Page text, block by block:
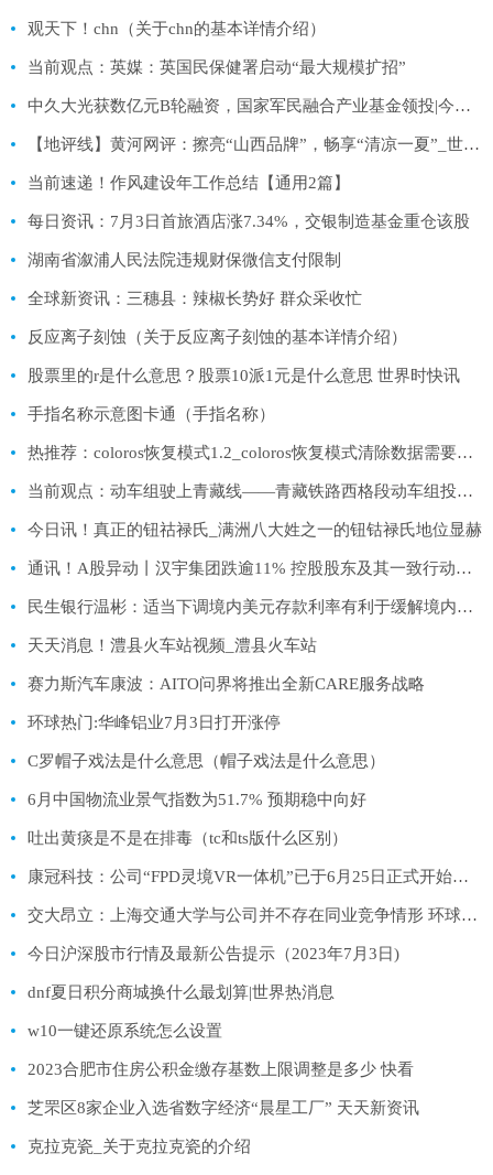
观天下！chn（关于chn的基本详情介绍）
当前观点：英媒：英国民保健署启动“最大规模扩招”
中久大光获数亿元B轮融资，国家军民融合产业基金领投|今日热文
【地评线】黄河网评：擦亮“山西品牌”，畅享“清凉一夏”_世界快消息
当前速递！作风建设年工作总结【通用2篇】
每日资讯：7月3日首旅酒店涨7.34%，交银制造基金重仓该股
湖南省溆浦人民法院违规财保微信支付限制
全球新资讯：三穗县：辣椒长势好 群众采收忙
反应离子刻蚀（关于反应离子刻蚀的基本详情介绍）
股票里的r是什么意思？股票10派1元是什么意思 世界时快讯
手指名称示意图卡通（手指名称）
热推荐：coloros恢复模式1.2_coloros恢复模式清除数据需要密码
当前观点：动车组驶上青藏线——青藏铁路西格段动车组投入运营首日见闻
今日讯！真正的钮祜禄氏_满洲八大姓之一的钮钴禄氏地位显赫
通讯！A股异动丨汉宇集团跌逾11% 控股股东及其一致行动人拟减持不超3%股份
民生银行温彬：适当下调境内美元存款利率有利于缓解境内美元存贷款利率“倒挂”等问题|焦点观察
天天消息！澧县火车站视频_澧县火车站
赛力斯汽车康波：AITO问界将推出全新CARE服务战略
环球热门:华峰铝业7月3日打开涨停
C罗帽子戏法是什么意思（帽子戏法是什么意思）
6月中国物流业景气指数为51.7% 预期稳中向好
吐出黄痰是不是在排毒（tc和ts版什么区别）
康冠科技：公司“FPD灵境VR一体机”已于6月25日正式开始出售
交大昂立：上海交通大学与公司并不存在同业竞争情形 环球速讯
今日沪深股市行情及最新公告提示（2023年7月3日)
dnf夏日积分商城换什么最划算|世界热消息
w10一键还原系统怎么设置
2023合肥市住房公积金缴存基数上限调整是多少 快看
芝罘区8家企业入选省数字经济“晨星工厂” 天天新资讯
克拉克瓷_关于克拉克瓷的介绍